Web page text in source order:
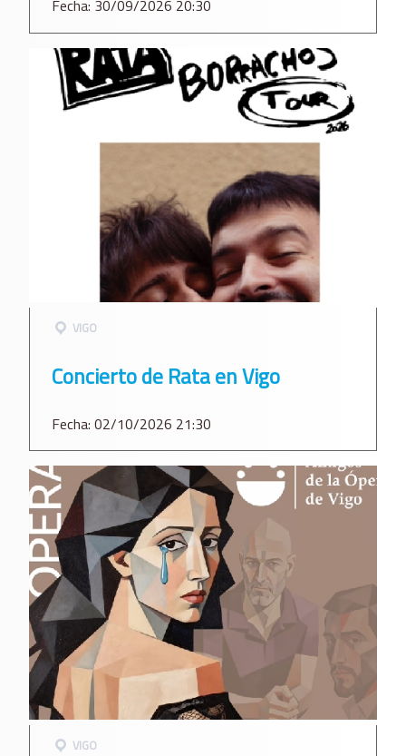
Fecha: 30/09/2026 20:30
VIGO
Concierto de Rata en Vigo
Fecha: 02/10/2026 21:30
VIGO